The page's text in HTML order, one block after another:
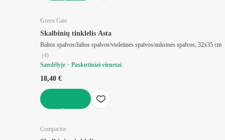
Green Gate
Skalbinių tinklelis Asta
Baltos spalvos/žalios spalvos/violetinės spalvos/auksinės spalvos, 32x35 cm
(4)
Sandėlyje
Paskutiniai vienetai
18,40 €
Compactor